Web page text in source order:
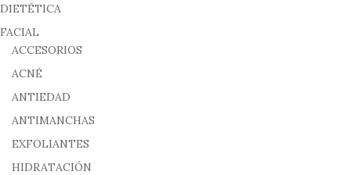
DIETÉTICA
FACIAL
ACCESORIOS
ACNÉ
ANTIEDAD
ANTIMANCHAS
EXFOLIANTES
HIDRATACIÓN